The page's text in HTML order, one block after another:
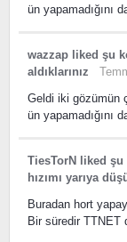
ün yapamadığını
wazzap liked şu
aldıklarınız
Geldi iki gözümün
ün yapamadığını
TiesTorN liked şu
hızımı yarıya
Buradan hort
Bir süredir TTNET